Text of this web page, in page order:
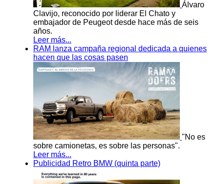
Álvaro
Clavijo, reconocido por liderar El Chato y
embajador de Peugeot desde hace más de seis
años.
Leer más...
RAM lanza campaña regional dedicada a quienes
hacen que las cosas pasen
"No es
sobre camionetas, es sobre las personas".
Leer más...
Publicidad Retro BMW (quinta parte)